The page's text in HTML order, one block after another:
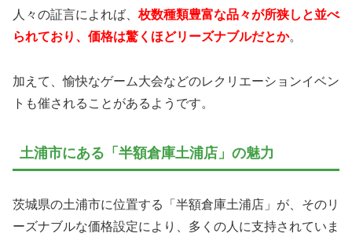
人々の証言によれば、 枚数種類豊富な品々が所狭しと並べ
られており、価格は驚くほどリーズナブルだとか。
加えて、愉快なゲーム大会などのレクリエーションイベン
トも催されることがあるようです。
土浦市にある「半額倉庫土浦店」の魅力
茨城県の土浦市に位置する「半額倉庫土浦店」が、そのリ
ーズナブルな価格設定により、多くの人に支持されていま